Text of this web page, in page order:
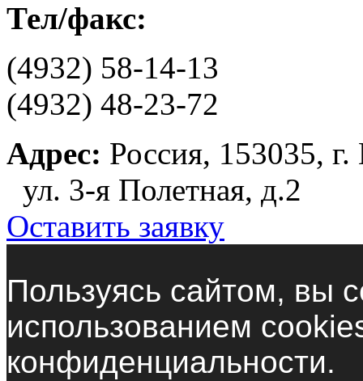
Тел/факс:
(4932) 58-14-13
(4932) 48-23-72
Адрес: Россия, 153035,
ул. 3-я Полетная, д.2
Оставить заявку
Пользуясь сайтом, вы
использованием
конфиденциальности.